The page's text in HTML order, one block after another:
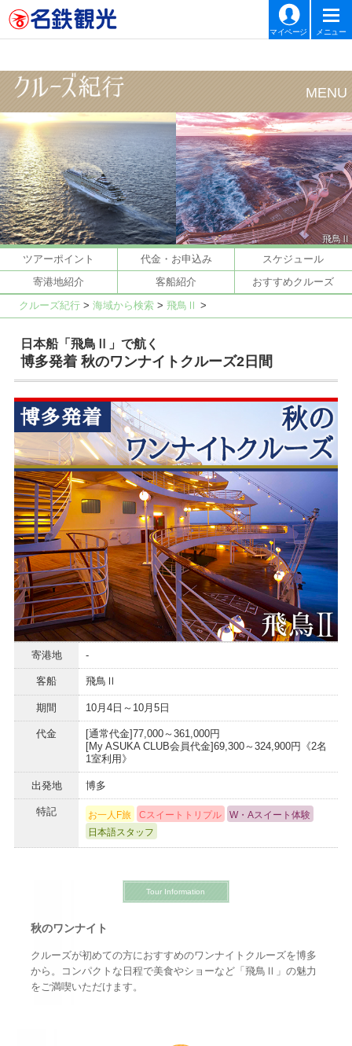
マイページ メニュー
飛鳥Ⅱ
ツアーポイント 代金・お申込み
スケジュール
寄港地紹介
客船紹介 おすすめクルーズ
クルーズ紀行> 海域から検索> 飛鳥Ⅱ >
日本船「飛鳥Ⅱ」で航く
博多発着 秋のワンナイトクルーズ2日間
寄港地 -
客船 飛鳥Ⅱ
期間 10月4日～10月5日
代金
[通常代金]77,000～361,000円
[My ASUKA CLUB会員代金]69,300～324,900円《2名
1室利用》
出発地 博多
特記 お一人F旅 Cスイートトリプル
W・Aスイート体験
日本語スタッフ
Tour Information
秋のワンナイト
クルーズが初めての方におすすめのワンナイトクルーズを博多
から。コンパクトな日程で美食やショーなど「飛鳥Ⅱ」の魅力
をご満喫いただけます。